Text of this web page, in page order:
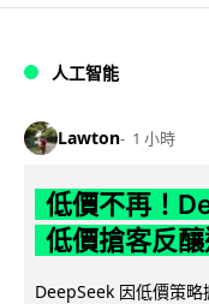
人工智能
Lawton 1 小時
低價不再！
低價搶客反
DeepSeek 因低價策